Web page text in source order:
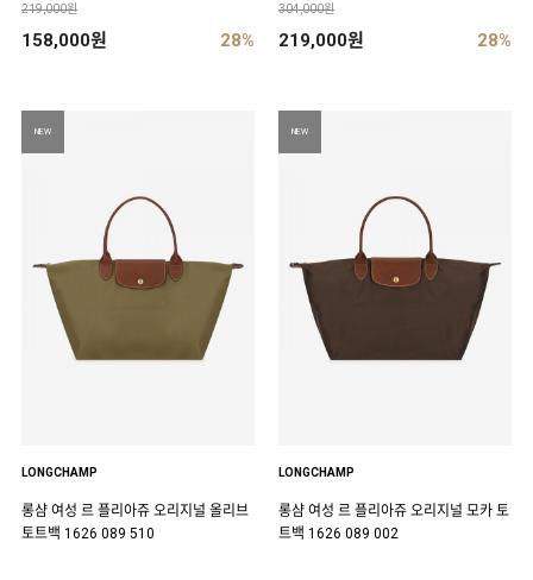
219,000원
158,000원 28%
304,000원
219,000원 28%
NEW
LONGCHAMP
롱샴 여성 르 플리아쥬 오리지널 올리브
토트백 1626 089 510
NEW
LONGCHAMP
롱샴 여성 르 플리아쥬 오리지널 모카 토
트백 1626 089 002